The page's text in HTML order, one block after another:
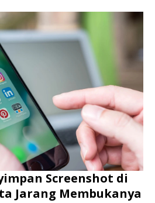
Screenshot di
Jarang Membukanya